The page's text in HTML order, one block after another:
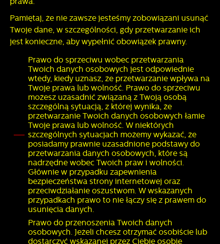
Pamiętaj, że nie zawsze jesteśmy zobowiązani usunąć
Twoje dane, w szczególności, gdy przetwarzanie ich
jest konieczne, aby wypełnić obowiązek prawny.
Prawo do sprzeciwu wobec przetwarzania
Twoich danych osobowych jest odpowiednie
wtedy, kiedy uznasz, że przetwarzanie wpływa na
Twoje prawa lub wolność. Prawo do sprzeciwu
możesz uzasadnić związaną z Twoją osobą
szczególną sytuacją, z której wynika, że
przetwarzanie Twoich danych osobowych łamie
Twoje prawa lub wolność. W niektórych
szczególnych sytuacjach możemy wykazać, że
posiadamy prawnie uzasadnione podstawy do
przetwarzania danych osobowych, które są
nadrzędne wobec Twoich praw i wolności.
Głównie w przypadku zapewnienia
bezpieczeństwa strony internetowej oraz
przeciwdziałanie oszustwom. W wskazanych
przypadkach prawo to nie łączy się z prawem do
usunięcia danych.
Prawo do przenoszenia Twoich danych
osobowych. Jeżeli chcesz otrzymać osobiście lub
dostarczyć wskazanej przez Ciebie osobie